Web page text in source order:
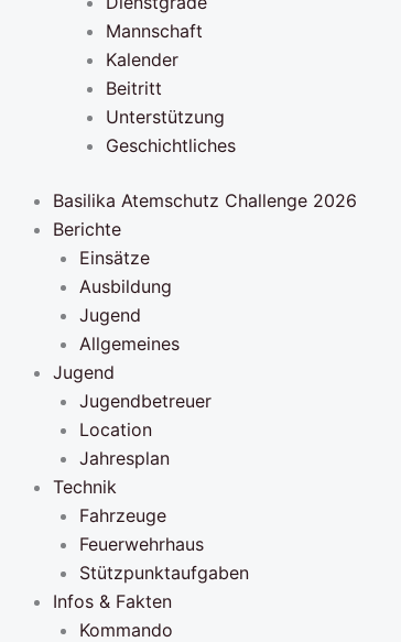
Mannschaft
Kalender
Beitritt
Unterstützung
Geschichtliches
Basilika Atemschutz Challenge 2026
Berichte
Einsätze
Ausbildung
Jugend
Allgemeines
Jugend
Jugendbetreuer
Location
Jahresplan
Technik
Fahrzeuge
Feuerwehrhaus
Stützpunktaufgaben
Infos & Fakten
Kommando